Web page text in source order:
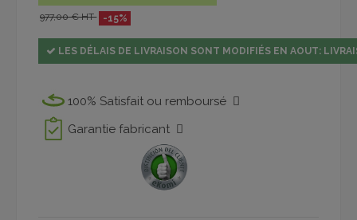
977,00 € HT -15%
LES DÉLAIS DE LIVRAISON SONT MODIFIÉS EN AOUT:
100% Satisfait ou remboursé
Garantie fabricant